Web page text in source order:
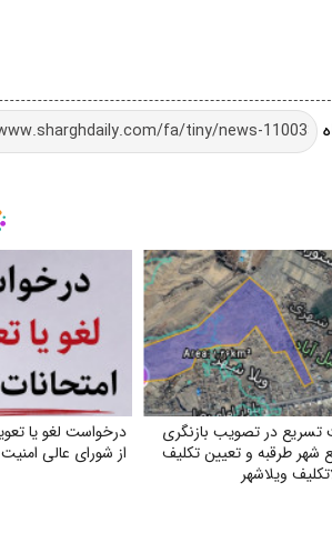
در تصویب بازنگری
شهر طرقبه و تعیین تکلیف
ویلاشهر
درخواست لغو یا
از شورای عالی